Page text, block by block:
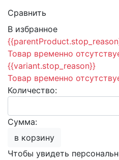
Сравнить
В избранное
Товар временно
{{variant.stop_reason}}
Товар временно
Количество:
Сумма:
в корзину
Чтобы увидеть